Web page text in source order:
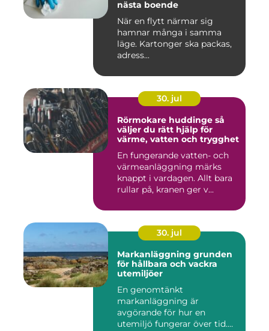
nästa boende
När en flytt närmar sig
hamnar många i samma
läge. Kartonger ska packas,
adress...
30. jul
Rörmokare huddinge så
väljer du rätt hjälp för
värme, vatten och trygghet
En fungerande vatten- och
värmeanläggning märks
knappt i vardagen. Allt bara
rullar på, kranen ger v...
30. jul
Markanläggning grunden
för hållbara och vackra
utemiljöer
En genomtänkt
markanläggning är
avgörande för hur en
utemiljö fungerar över tid.